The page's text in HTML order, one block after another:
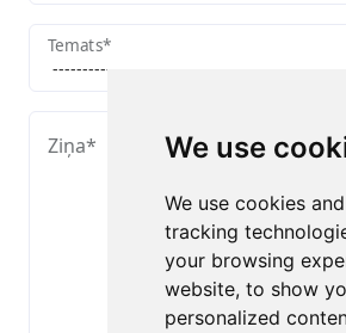
We use
We use cookies
tracking
your browsing
website, to show
personalized
Temats*
Ziņa*